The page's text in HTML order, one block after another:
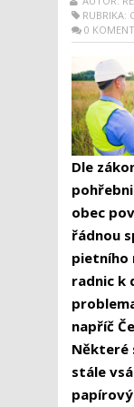
RUBRIKA:
0
Dle
obec
řádnou
pietního
radnic k
napříč
Některé
stále